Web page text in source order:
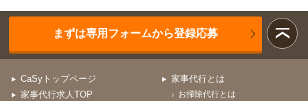
まずは専用フォームから登録応募
CaSyトップページ
家事代行求人TOP
家事代行とは
お掃除代行とは